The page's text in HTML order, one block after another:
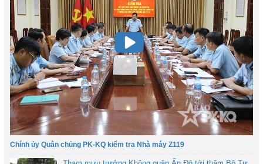
Chính ủy Quân chủng PK-KQ kiểm tra Nhà máy Z119